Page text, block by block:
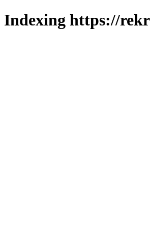
Indexing https://